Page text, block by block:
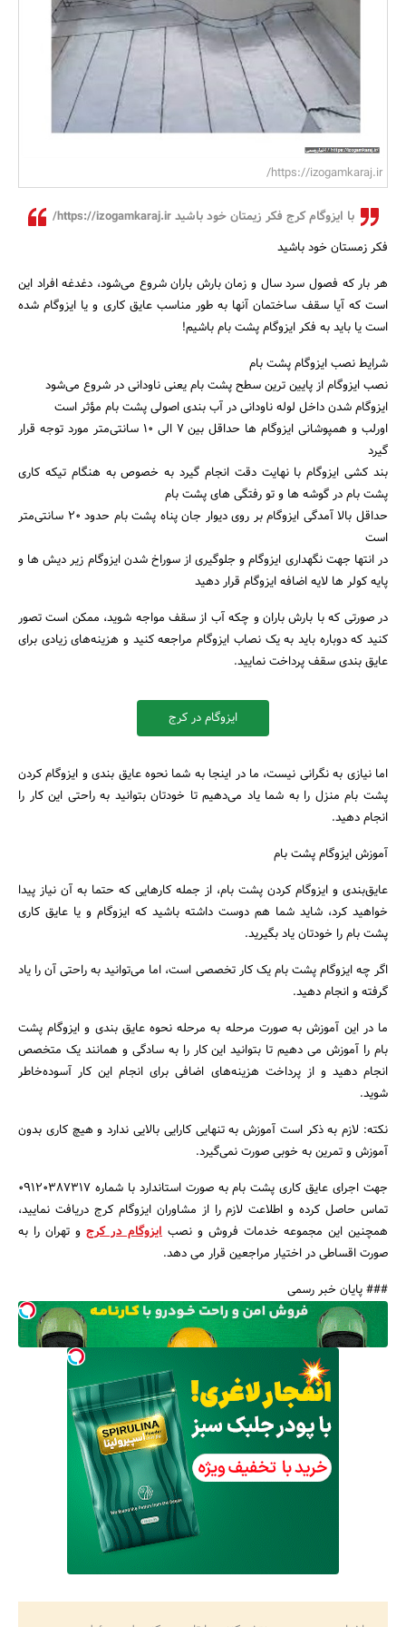
بانک، بیمه و سرمایه
مسکن و ساختمان
جستجو
https://izogamkaraj.ir/
با ایزوگام کرج فکر زیمتان خود باشید https://izogamkaraj.ir/
فکر زمستان خود باشید
هر بار که فصول سرد سال و زمان بارش باران شروع می‌شود، دغدغه افراد این
است که آیا سقف ساختمان آنها به طور مناسب عایق کاری و یا ایزوگام شده
است یا باید به فکر ایزوگام پشت بام باشیم!
شرایط نصب ایزوگام پشت بام
نصب ایزوگام از پایین ترین سطح پشت بام یعنی ناودانی در شروع می‌شود
ایزوگام شدن داخل لوله ناودانی در آب بندی اصولی پشت بام مؤثر است
اورلب و همپوشانی ایزوگام ها حداقل بین ۷ الی ۱۰ سانتی‌متر مورد توجه قرار
گیرد
بند کشی ایزوگام با نهایت دقت انجام گیرد به خصوص به هنگام تیکه کاری
پشت بام در گوشه ها و تو رفتگی های پشت بام
حداقل بالا آمدگی ایزوگام بر روی دیوار جان پناه پشت بام حدود ۲۰ سانتی‌متر
است
در انتها جهت نگهداری ایزوگام و جلوگیری از سوراخ شدن ایزوگام زیر دیش ها و
پایه کولر ها لایه اضافه ایزوگام قرار دهید
در صورتی که با بارش باران و چکه آب از سقف مواجه شوید، ممکن است تصور
کنید که دوباره باید به یک نصاب ایزوگام مراجعه کنید و هزینه‌های زیادی برای
عایق بندی سقف پرداخت نمایید.
ایزوگام در کرج
اما نیازی به نگرانی نیست، ما در اینجا به شما نحوه عایق بندی و ایزوگام کردن
پشت بام منزل را به شما یاد می‌دهیم تا خودتان بتوانید به راحتی این کار را
انجام دهید.
آموزش ایزوگام پشت بام
عایق‌بندی و ایزوگام کردن پشت بام، از جمله کارهایی که حتما به آن نیاز پیدا
خواهید کرد، شاید شما هم دوست داشته باشید که ایزوگام و یا عایق کاری
پشت بام را خودتان یاد بگیرید.
اگر چه ایزوگام پشت بام یک کار تخصصی است، اما می‌توانید به راحتی آن را یاد
گرفته و انجام دهید.
ما در این آموزش به صورت مرحله به مرحله نحوه عایق بندی و ایزوگام پشت
بام را آموزش می دهیم تا بتوانید این کار را به سادگی و همانند یک متخصص
انجام دهید و از پرداخت هزینه‌های اضافی برای انجام این کار آسوده‌خاطر
شوید.
نکته: لازم به ذکر است آموزش به تنهایی کارایی بالایی ندارد و هیچ کاری بدون
آموزش و تمرین به خوبی صورت نمی‌گیرد.
جهت اجرای عایق کاری پشت بام به صورت استاندارد با شماره 09120387317
تماس حاصل کرده و اطلاعت لازم را از مشاوران ایزوگام کرج دریافت نمایید،
همچنین این مجموعه خدمات فروش و نصب ایزوگام در کرج و تهران را به
صورت اقساطی در اختیار مراجعین قرار می دهد.
### پایان خبر رسمی